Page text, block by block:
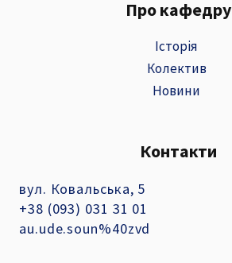
Про кафедру
Історія
Колектив
Новини
Контакти
вул. Ковальська, 5
+38 (093) 031 31 01
au.ude.soun%40zvd